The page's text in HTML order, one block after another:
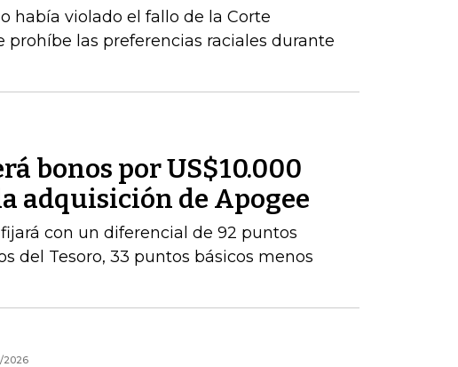
había violado el fallo de la Corte
prohíbe las preferencias raciales durante
bonos por US$10.000
adquisición de Apogee
con un diferencial de 92 puntos
del Tesoro, 33 puntos básicos menos
2026